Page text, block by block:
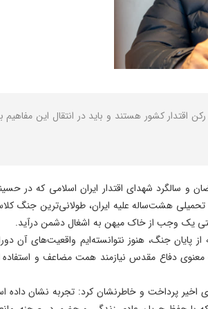
اقتدار کشور هستند و باید در انتقال این مفاهیم
سالگرد شهدای اقتدار ایران اسلامی که در
تحمیلی هشت‌ساله علیه ایران، طولانی‌ترین جنگ
حتی یک وجب از خاک میهن به اشغال دشمن درآید.
پایان جنگ، هنوز نتوانسته‌ایم واقعیت‌های آن
دفاع مقدس نیازمند همت مضاعف و استفاده
اخیر پرداخت و خاطرنشان کرد: تجربه نشان داده